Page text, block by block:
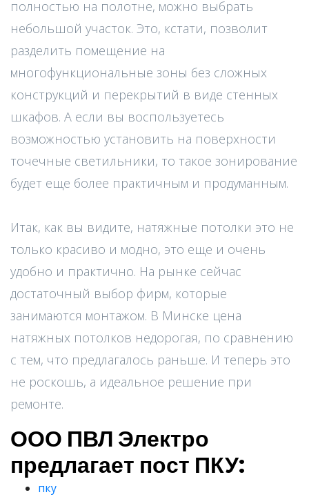
полностью на полотне, можно выбрать
небольшой участок. Это, кстати, позволит
разделить помещение на
многофункциональные зоны без сложных
конструкций и перекрытий в виде стенных
шкафов. А если вы воспользуетесь
возможностью установить на поверхности
точечные светильники, то такое зонирование
будет еще более практичным и продуманным.
Итак, как вы видите, натяжные потолки это не
только красиво и модно, это еще и очень
удобно и практично. На рынке сейчас
достаточный выбор фирм, которые
занимаются монтажом. В Минске цена
натяжных потолков недорогая, по сравнению
с тем, что предлагалось раньше. И теперь это
не роскошь, а идеальное решение при
ремонте.
ООО ПВЛ Электро
предлагает пост ПКУ:
пку